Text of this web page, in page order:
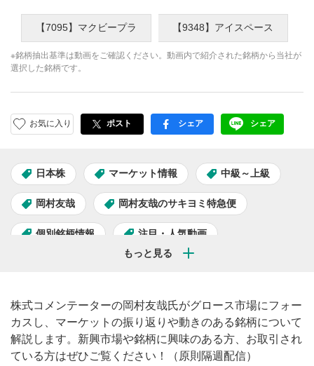
【7095】マクビープラ 【9348】アイスペース
※銘柄抽出基準は動画をご確認ください。動画内で紹介された銘柄から当社が
選択した銘柄です。
お気に入り ポスト facebook
シェア LINE
シェア
日本株 マーケット情報 中級～上級
岡村友哉 岡村友哉のサキヨミ特急便
個別銘柄情報 注目・人気動画
株式コメンテーターの岡村友哉氏がグロース市場にフォー
カスし、マーケットの振り返りや動きのある銘柄について
解説します。新興市場や銘柄に興味のある方、お取引され
ている方はぜひご覧ください！（原則隔週配信）